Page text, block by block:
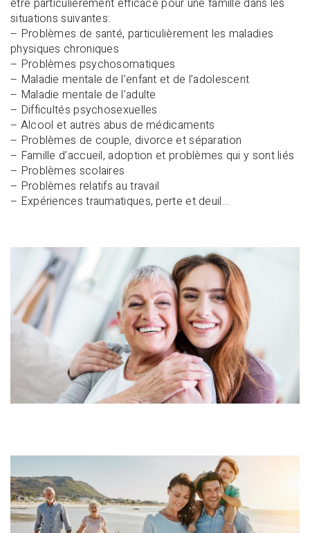
situations suivantes:
– Problèmes de santé, particulièrement les maladies
physiques chroniques
– Problèmes psychosomatiques
– Maladie mentale de l’enfant et de l’adolescent
– Maladie mentale de l’adulte
– Difficultés psychosexuelles
– Alcool et autres abus de médicaments
– Problèmes de couple, divorce et séparation
– Famille d’accueil, adoption et problèmes qui y sont liés
– Problèmes scolaires
– Problèmes relatifs au travail
– Expériences traumatiques, perte et deuil…